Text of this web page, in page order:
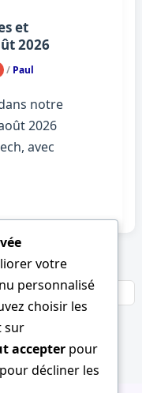
et
2026
/ Paul
notre
2026
avec
Suivant
votre
personnalisé
choisir les
sur
accepter pour
pour décliner les